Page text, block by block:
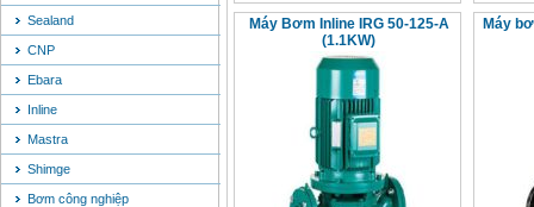
Sealand
CNP
Ebara
Inline
Mastra
Shimge
Bơm công nghiệp
Máy Bơm Inline IRG 50-125-A
(1.1KW)
Máy